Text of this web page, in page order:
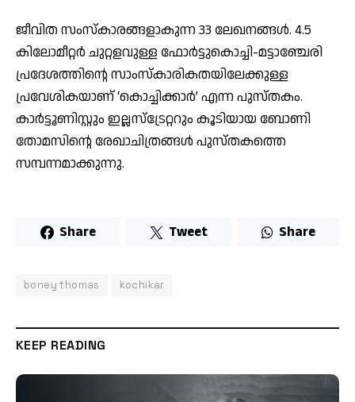
ജീവിത സംസ്‌കാരങ്ങളാകുന്ന 33 ലേഖനങ്ങള്‍. 4.5
കിലോമീറ്റര്‍ ചുറ്റളവുള്ള ഫോര്‍ട്ടുകൊച്ചി-മട്ടാഞ്ചേരി
പ്രദേശത്തിന്റെ സാംസ്‌കാരികതയിലേക്കുള്ള
പ്രവേശികയാണ് ‘കൊച്ചിക്കാര്‍’ എന്ന പുസ്തകം.
കാര്‍ട്ടൂണിസ്റ്റും ഇല്ലസ്‌ട്രേറ്ററും കൂടിയായ ബോണി
തോമസിന്റെ രേഖാചിത്രങ്ങള്‍ പുസ്തകത്തെ
സമ്പന്നമാക്കുന്നു.
Share Tweet Share
boney thomas kochikar
KEEP READING